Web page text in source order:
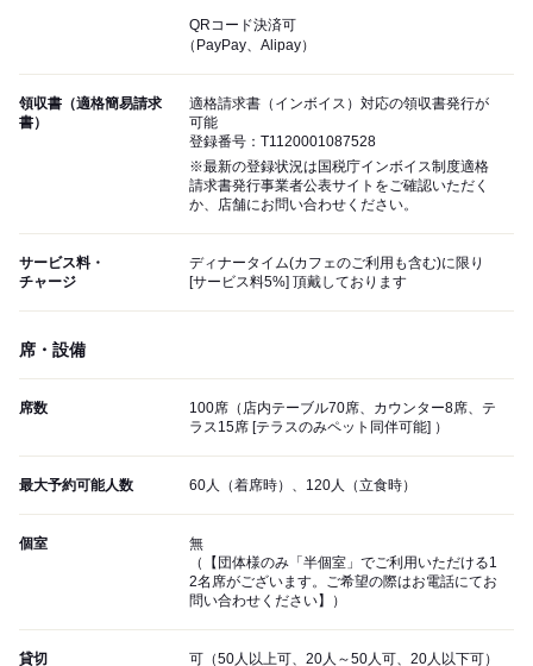
QRコード決済可
（PayPay、Alipay）
領収書（適格簡易請求
書）
適格請求書（インボイス）対応の領収書発行が
可能
登録番号：T1120001087528
※最新の登録状況は国税庁インボイス制度適格
請求書発行事業者公表サイトをご確認いただく
か、店舗にお問い合わせください。
サービス料・
チャージ
ディナータイム(カフェのご利用も含む)に限り
[サービス料5%] 頂戴しております
席・設備
席数
100席（店内テーブル70席、カウンター8席、テ
ラス15席 [テラスのみペット同伴可能] ）
最大予約可能人数 60人（着席時）、120人（立食時）
個室
無
（【団体様のみ「半個室」でご利用いただける1
2名席がございます。ご希望の際はお電話にてお
問い合わせください】）
貸切 可（50人以上可、20人～50人可、20人以下可）